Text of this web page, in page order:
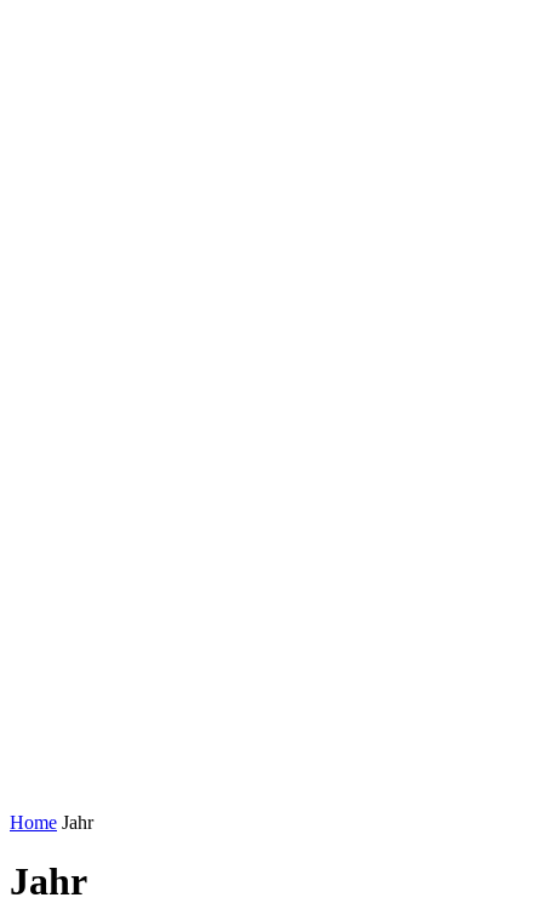
Home Jahr
Jahr